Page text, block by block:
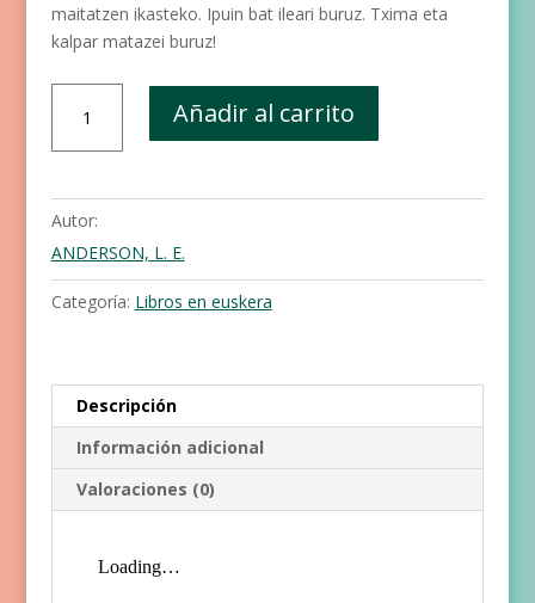
maitatzen ikasteko. Ipuin bat ileari buruz. Txima eta
kalpar matazei buruz!
ile
izan
nahi!
cantidad
Añadir al carrito
Autor:
ANDERSON, L. E.
Categoría: Libros en euskera
Descripción
Información adicional
Valoraciones (0)